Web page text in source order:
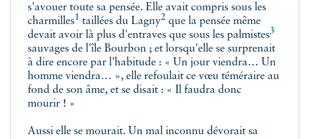
s'avouer toute sa pensée. Elle avait compris sous les
charmilles1 taillées du Lagny2 que la pensée même
devait avoir là plus d'entraves que sous les palmistes3
sauvages de l'île Bourbon ; et lorsqu'elle se surprenait
à dire encore par l'habitude : « Un jour viendra… Un
homme viendra… », elle refoulait ce vœu téméraire au
fond de son âme, et se disait : « Il faudra donc
mourir ! »
Aussi elle se mourait. Un mal inconnu dévorait sa